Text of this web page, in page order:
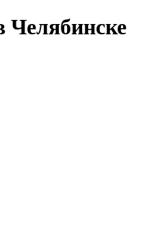
Челябинске